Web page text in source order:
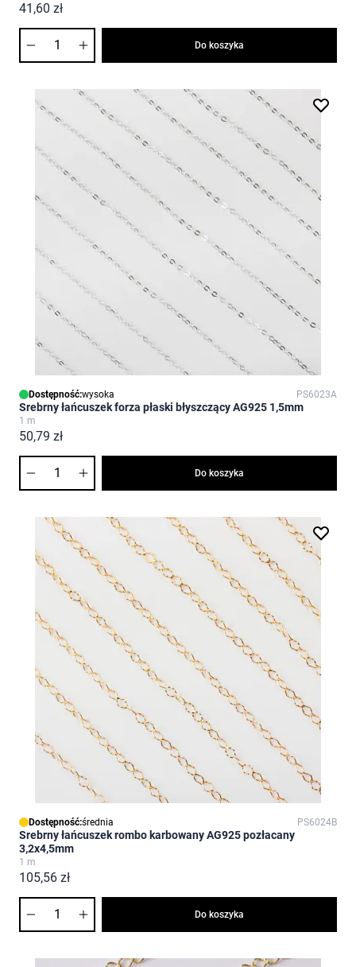
41,60 zł
Do koszyka
Dostępność:wysoka PS6023A
Srebrny łańcuszek forza płaski błyszczący AG925 1,5mm
1 m
50,79 zł
Do koszyka
Dostępność:średnia PS6024B
Srebrny łańcuszek rombo karbowany AG925 pozłacany
3,2x4,5mm
1 m
105,56 zł
Do koszyka